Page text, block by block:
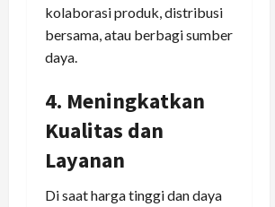
kolaborasi produk, distribusi
bersama, atau berbagi sumber
daya.
4. Meningkatkan
Kualitas dan
Layanan
Di saat harga tinggi dan daya